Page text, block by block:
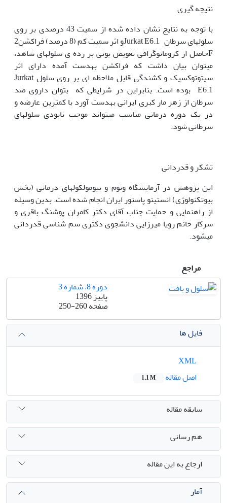
نتیجه گیری
با توجه به نتایج نشان داده شده از سمیت 43 درصدی بر روی
سلول‫های سرطان Jurkat E6.1و اثر سمیت کم (8 درصد) فراکشن2
Fحاصل از کروماتوگرافی تعویض یونی بر رده ی سلول‫های شاهد،
می‫توان بیان داشت که فراکشن به‫دست آمده دارای اثر
سیتوتوکسیک و کشندگی قابل ملاحظه ای بر روی سلول Jurkat
E6.1 بوده است. بنابراین در شرایطی که بتوان داروی ضد
سرطان از زهر مار کبری ایرانی به‫دست آورد با کمترین عارضه و
در یک دوره درمانی مناسب می‫تواند موجب نابودی سلول‫های
سرطانی شود.
تشکر و قدردانی
این پژوهش در آزمایشگاه ونوم و بیومولکول‫های درمانی (بخش
بیوتکنولوژی) انستیتو پاستور ایران انجام شده است. بدین وسیله
از راهنمایی و حمایت جناب آقای دکتر کامران پوشنگ باقری و
سرکار خانم رویا میرزایی دانشجوی دکتری سم شناسی قدردانی
می‫شود.
مراجع
دوره 8، شماره 3
پاییز 1396
صفحه250-260
فایل ها
اصل مقاله
1.1 M
سابقه مقاله
هم رسانی
ارجاع به این مقاله
آمار